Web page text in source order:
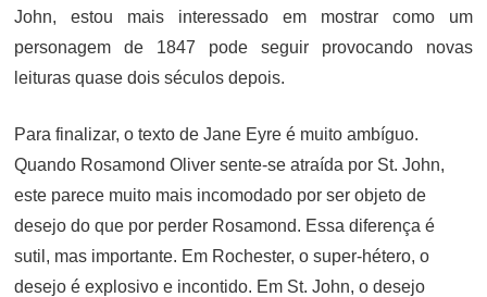
John, estou mais interessado em mostrar como um
personagem de 1847 pode seguir provocando novas
leituras quase dois séculos depois.
Para finalizar, o texto de Jane Eyre é muito ambíguo.
Quando Rosamond Oliver sente-se atraída por St. John,
este parece muito mais incomodado por ser objeto de
desejo do que por perder Rosamond. Essa diferença é
sutil, mas importante. Em Rochester, o super-hétero, o
desejo é explosivo e incontido. Em St. John, o desejo